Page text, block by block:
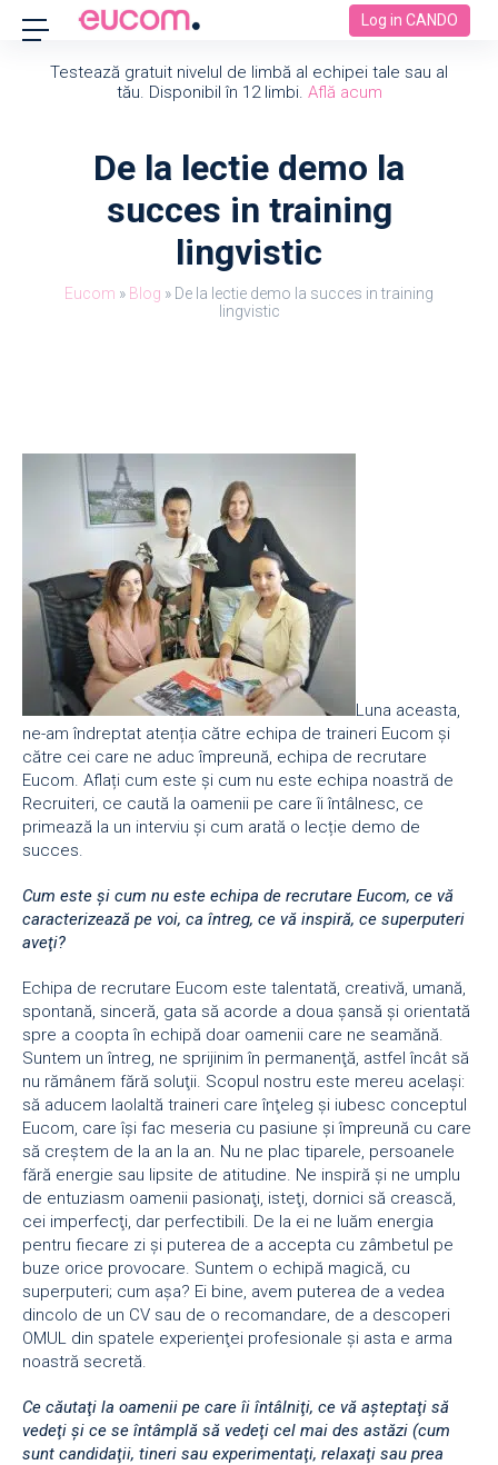
Log in CANDO
Testează gratuit nivelul de limbă al echipei tale sau al
tău. Disponibil în 12 limbi. Află acum
De la lectie demo la
succes in training
lingvistic
Eucom » Blog » De la lectie demo la succes in training
lingvistic
Luna aceasta,
ne-am îndreptat atenția către echipa de traineri Eucom și
către cei care ne aduc împreună, echipa de recrutare
Eucom. Aflați cum este și cum nu este echipa noastră de
Recruiteri, ce caută la oamenii pe care îi întâlnesc, ce
primează la un interviu și cum arată o lecție demo de
succes.
Cum este şi cum nu este echipa de recrutare Eucom, ce vă
caracterizează pe voi, ca întreg, ce vă inspiră, ce superputeri
aveţi?
Echipa de recrutare Eucom este talentată, creativă, umană,
spontană, sinceră, gata să acorde a doua şansă şi orientată
spre a coopta în echipă doar oamenii care ne seamănă.
Suntem un întreg, ne sprijinim în permanenţă, astfel încât să
nu rămânem fără soluţii. Scopul nostru este mereu acelaşi:
să aducem laolaltă traineri care înţeleg şi iubesc conceptul
Eucom, care îşi fac meseria cu pasiune şi împreună cu care
să creştem de la an la an. Nu ne plac tiparele, persoanele
fără energie sau lipsite de atitudine. Ne inspiră şi ne umplu
de entuziasm oamenii pasionaţi, isteţi, dornici să crească,
cei imperfecţi, dar perfectibili. De la ei ne luăm energia
pentru fiecare zi şi puterea de a accepta cu zâmbetul pe
buze orice provocare. Suntem o echipă magică, cu
superputeri; cum aşa? Ei bine, avem puterea de a vedea
dincolo de un CV sau de o recomandare, de a descoperi
OMUL din spatele experienţei profesionale şi asta e arma
noastră secretă.
Ce căutaţi la oamenii pe care îi întâlniţi, ce vă aşteptaţi să
vedeţi şi ce se întâmplă să vedeţi cel mai des astăzi (cum
sunt candidaţii, tineri sau experimentaţi, relaxaţi sau prea